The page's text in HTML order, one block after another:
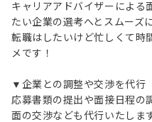
キャリアアドバイザーによる
たい企業の選考へとスムーズ
転職はしたいけど忙しくて
メです！
▼企業との調整や交渉を代行
応募書類の提出や面接日程の
面の交渉なども代行いたします